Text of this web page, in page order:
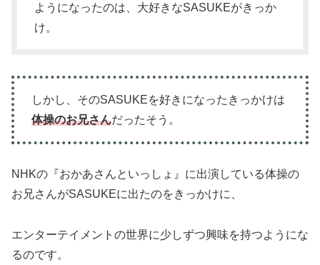
ようになったのは、大好きなSASUKEがきっか
け。
しかし、そのSASUKEを好きになったきっかけは
体操のお兄さんだったそう。
NHKの『おかあさんといっしょ』に出演している体操の
お兄さんがSASUKEに出たのをきっかけに、
エンターテイメントの世界に少しずつ興味を持つようにな
るのです。